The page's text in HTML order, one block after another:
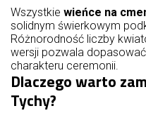
Wszystkie wieńce na
solidnym świerkowym
Różnorodność liczby
wersji pozwala
charakteru ceremonii.
Dlaczego warto
Tychy?